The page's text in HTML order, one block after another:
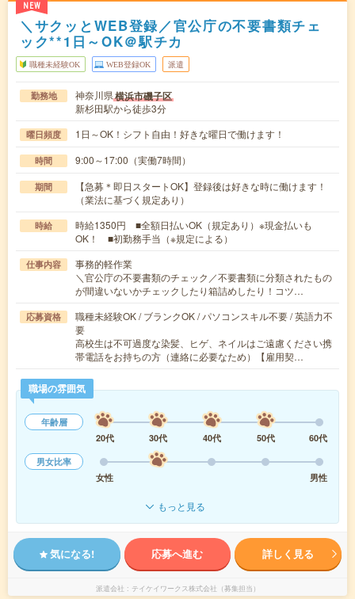
NEW
＼サクッとWEB登録／官公庁の不要書類チェ
ック**1日～OK＠駅チカ
職種未経験OK WEB登録OK 派遣
勤務地 神奈川県横浜市磯子区
新杉田駅から徒歩3分
曜日頻度 1日～OK！シフト自由！好きな曜日で働けます！
時間 9:00～17:00（実働7時間）
期間
【急募＊即日スタートOK】登録後は好きな時に働けます！
（業法に基づく規定あり）
時給
時給1350円 ■全額日払いOK（規定あり）※現金払いも
OK！ ■初勤務手当（※規定による）
仕事内容
事務的軽作業
＼官公庁の不要書類のチェック／不要書類に分類されたもの
が間違いないかチェックしたり箱詰めしたり！コツ…
応募資格
職種未経験OK / ブランクOK / パソコンスキル不要 / 英語力不
要
高校生は不可過度な染髪、ヒゲ、ネイルはご遠慮ください携
帯電話をお持ちの方（連絡に必要なため）【雇用契…
職場の雰囲気
年齢層
20代
30代 40代 50代
60代
男女比率
女性
男性
もっと見る
気になる! 応募へ進む 詳しく見る
派遣会社 テイケイワークス株式会社（募集担当）